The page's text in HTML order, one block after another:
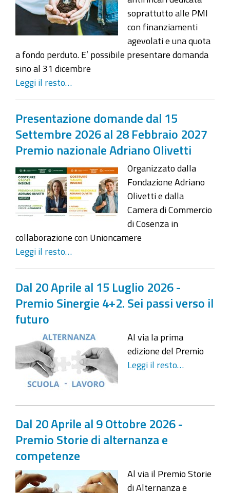
soprattutto alle PMI
con finanziamenti
agevolati e una quota
a fondo perduto. E’ possibile presentare domanda
sino al 31 dicembre
Leggi il resto…
Presentazione domande dal 15
Settembre 2026 al 28 Febbraio 2027
Premio nazionale Adriano Olivetti
Organizzato dalla
Fondazione Adriano
Olivetti e dalla
Camera di Commercio
di Cosenza in
collaborazione con Unioncamere
Leggi il resto…
Dal 20 Aprile al 15 Luglio 2026 -
Premio Sinergie 4+2. Sei passi verso il
futuro
Al via la prima
edizione del Premio
Leggi il resto…
Dal 20 Aprile al 9 Ottobre 2026 -
Premio Storie di alternanza e
competenze
Al via il Premio Storie
di Alternanza e